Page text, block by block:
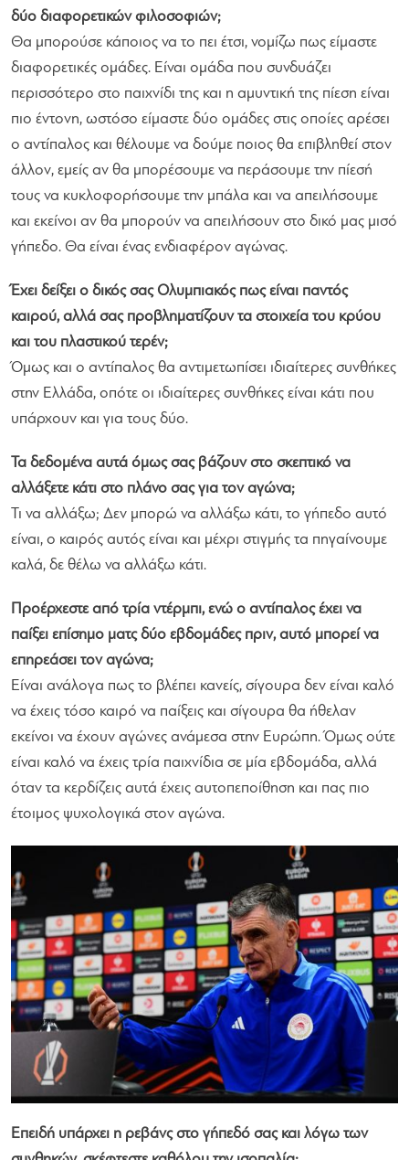
δύο διαφορετικών φιλοσοφιών;
Θα μπορούσε κάποιος να το πει έτσι, νομίζω πως είμαστε
διαφορετικές ομάδες. Είναι ομάδα που συνδυάζει
περισσότερο στο παιχνίδι της και η αμυντική της πίεση είναι
πιο έντονη, ωστόσο είμαστε δύο ομάδες στις οποίες αρέσει
ο αντίπαλος και θέλουμε να δούμε ποιος θα επιβληθεί στον
άλλον, εμείς αν θα μπορέσουμε να περάσουμε την πίεσή
τους να κυκλοφορήσουμε την μπάλα και να απειλήσουμε
και εκείνοι αν θα μπορούν να απειλήσουν στο δικό μας μισό
γήπεδο. Θα είναι ένας ενδιαφέρον αγώνας.
Έχει δείξει ο δικός σας Ολυμπιακός πως είναι παντός
καιρού, αλλά σας προβληματίζουν τα στοιχεία του κρύου
και του πλαστικού τερέν;
Όμως και ο αντίπαλος θα αντιμετωπίσει ιδιαίτερες συνθήκες
στην Ελλάδα, οπότε οι ιδιαίτερες συνθήκες είναι κάτι που
υπάρχουν και για τους δύο.
Τα δεδομένα αυτά όμως σας βάζουν στο σκεπτικό να
αλλάξετε κάτι στο πλάνο σας για τον αγώνα;
Τι να αλλάξω; Δεν μπορώ να αλλάξω κάτι, το γήπεδο αυτό
είναι, ο καιρός αυτός είναι και μέχρι στιγμής τα πηγαίνουμε
καλά, δε θέλω να αλλάξω κάτι.
Προέρχεστε από τρία ντέρμπι, ενώ ο αντίπαλος έχει να
παίξει επίσημο ματς δύο εβδομάδες πριν, αυτό μπορεί να
επηρεάσει τον αγώνα;
Είναι ανάλογα πως το βλέπει κανείς, σίγουρα δεν είναι καλό
να έχεις τόσο καιρό να παίξεις και σίγουρα θα ήθελαν
εκείνοι να έχουν αγώνες ανάμεσα στην Ευρώπη. Όμως ούτε
είναι καλό να έχεις τρία παιχνίδια σε μία εβδομάδα, αλλά
όταν τα κερδίζεις αυτά έχεις αυτοπεποίθηση και πας πιο
έτοιμος ψυχολογικά στον αγώνα.
Επειδή υπάρχει η ρεβάνς στο γήπεδό σας και λόγω των